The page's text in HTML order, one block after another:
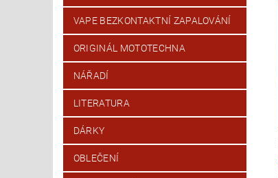
VAPE BEZKONTAKTNÍ ZAPALOVÁNÍ
ORIGINÁL MOTOTECHNA
NÁŘADÍ
LITERATURA
DÁRKY
OBLEČENÍ